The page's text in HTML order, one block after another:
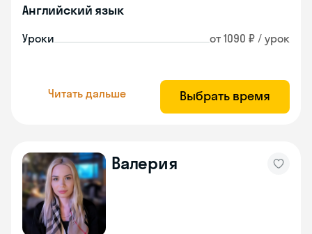
Английский язык
Уроки от 1090 ₽ / урок
Читать дальше Выбрать время
Валерия